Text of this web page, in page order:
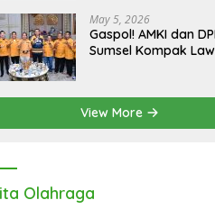
May 5, 2026
Gaspol! AMKI dan
Sumsel Kompak
View More
Olahraga